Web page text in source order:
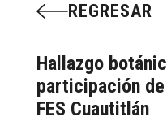
REGRESAR
Hallazgo
participación
FES Cuautitlán